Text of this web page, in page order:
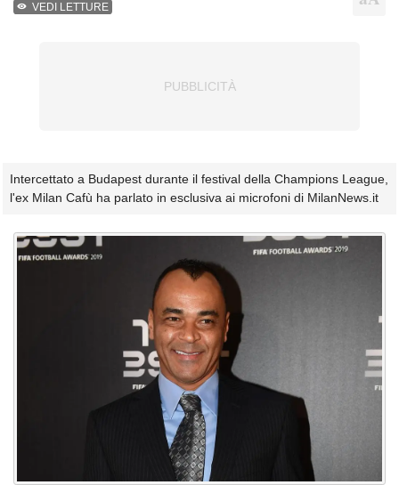
VEDI LETTURE
Intercettato a Budapest durante il festival della Champions League,
l'ex Milan Cafù ha parlato in esclusiva ai microfoni di MilanNews.it